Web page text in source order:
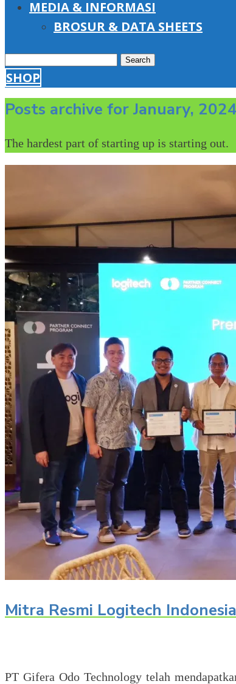
MEDIA & INFORMASI
BROSUR & DATA SHEETS
Search
for:
SHOP
Posts archive for January, 2024
The hardest part of starting up is starting out.
Mitra Resmi Logitech
PT Gifera Odo Technology telah